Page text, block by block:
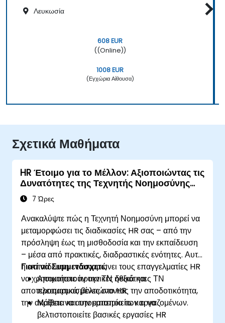
Λευκωσία
608 EUR
((Online))
1008 EUR
(Εγχώρια Αίθουσα)
Σχετικά Μαθήματα
HR Έτοιμο για το Μέλλον: Αξιοποιώντας τις
Δυνατότητες της Τεχνητής Νοημοσύνης
στις Λειτουργίες Ανθρώπινου Δυναμικού
7 Ώρες
Ανακαλύψτε πώς η Τεχνητή Νοημοσύνη μπορεί να
μεταμορφώσει τις διαδικασίες HR σας – από την
πρόσληψη έως τη μισθοδοσία και την εκπαίδευση
– μέσα από πρακτικές, διαδραστικές ενότητες. Αυτή
η εκπαίδευση ενδυναμώνει τους επαγγελματίες HR
να χρησιμοποιούν την ΤΝ ηθικά και
αποτελεσματικά, βελτιώνοντας την αποδοτικότητα,
την ακρίβεια και την εμπειρία των εργαζομένων.
Γιατί να Συμμετάσχετε;
Αποκτήστε πρακτικές δεξιότητες ΤΝ
προσαρμοσμένες στο HR
Μάθετε να αυτοματοποιείτε και να
βελτιστοποιείτε βασικές εργασίες HR